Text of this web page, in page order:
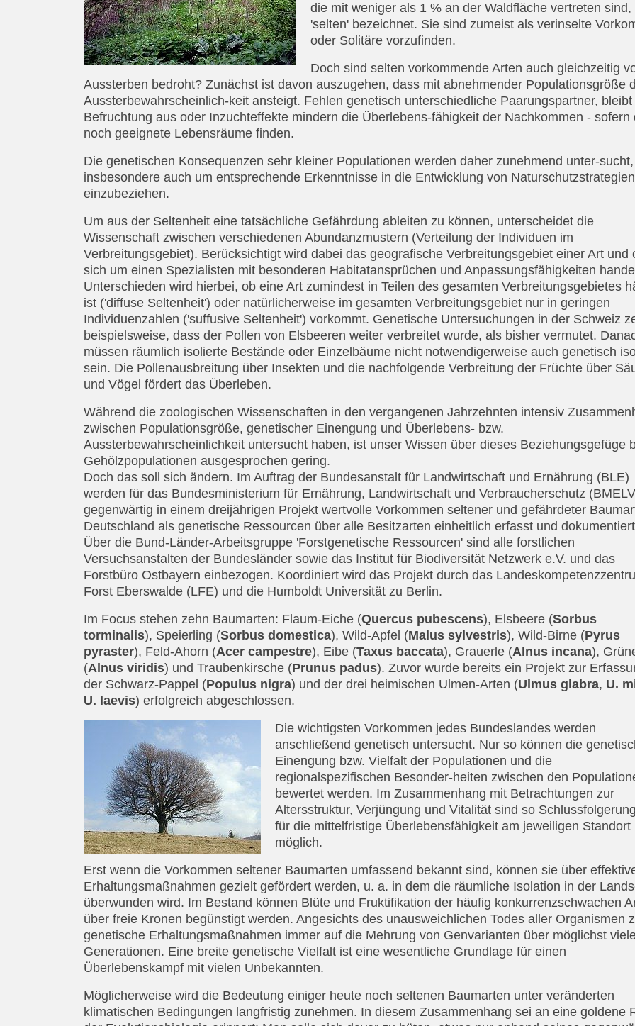
die mit weniger als 1 % an der Waldfläche vertreten sind,
'selten' bezeichnet. Sie sind zumeist als verinselte
oder Solitäre vorzufinden.
Doch sind selten vorkommende Arten auch gleichzeitig
Aussterben bedroht? Zunächst ist davon auszugehen, dass mit abnehmender Populationsgröße
Aussterbewahrscheinlich-keit ansteigt. Fehlen genetisch unterschiedliche Paarungspartner, bleibt
Befruchtung aus oder Inzuchteffekte mindern die Überlebens-fähigkeit der Nachkommen - sofern
noch geeignete Lebensräume finden.
Die genetischen Konsequenzen sehr kleiner Populationen werden daher zunehmend unter-sucht,
insbesondere auch um entsprechende Erkenntnisse in die Entwicklung von Naturschutzstrategien
einzubeziehen.
Um aus der Seltenheit eine tatsächliche Gefährdung ableiten zu können, unterscheidet die
Wissenschaft zwischen verschiedenen Abundanzmustern (Verteilung der Individuen im
Verbreitungsgebiet). Berücksichtigt wird dabei das geografische Verbreitungsgebiet einer Art und
sich um einen Spezialisten mit besonderen Habitatansprüchen und Anpassungsfähigkeiten
Unterschieden wird hierbei, ob eine Art zumindest in Teilen des gesamten Verbreitungsgebietes
ist ('diffuse Seltenheit') oder natürlicherweise im gesamten Verbreitungsgebiet nur in geringen
Individuenzahlen ('suffusive Seltenheit') vorkommt. Genetische Untersuchungen in der Schweiz
beispielsweise, dass der Pollen von Elsbeeren weiter verbreitet wurde, als bisher vermutet.
müssen räumlich isolierte Bestände oder Einzelbäume nicht notwendigerweise auch genetisch
sein. Die Pollenausbreitung über Insekten und die nachfolgende Verbreitung der Früchte über
und Vögel fördert das Überleben.
Während die zoologischen Wissenschaften in den vergangenen Jahrzehnten intensiv
zwischen Populationsgröße, genetischer Einengung und Überlebens- bzw.
Aussterbewahrscheinlichkeit untersucht haben, ist unser Wissen über dieses Beziehungsgefüge
Gehölzpopulationen ausgesprochen gering.
Doch das soll sich ändern. Im Auftrag der Bundesanstalt für Landwirtschaft und Ernährung (BLE)
werden für das Bundesministerium für Ernährung, Landwirtschaft und Verbraucherschutz
gegenwärtig in einem dreijährigen Projekt wertvolle Vorkommen seltener und gefährdeter
Deutschland als genetische Ressourcen über alle Besitzarten einheitlich erfasst und
Über die Bund-Länder-Arbeitsgruppe 'Forstgenetische Ressourcen' sind alle forstlichen
Versuchsanstalten der Bundesländer sowie das Institut für Biodiversität Netzwerk e.V. und das
Forstbüro Ostbayern einbezogen. Koordiniert wird das Projekt durch das
Forst Eberswalde (LFE) und die Humboldt Universität zu Berlin.
Im Focus stehen zehn Baumarten: Flaum-Eiche (Quercus pubescens), Elsbeere (Sorbus
torminalis), Speierling (Sorbus domestica), Wild-Apfel (Malus sylvestris), Wild-Birne (Pyrus
pyraster), Feld-Ahorn (Acer campestre), Eibe (Taxus baccata), Grauerle (Alnus incana),
(Alnus viridis) und Traubenkirsche (Prunus padus). Zuvor wurde bereits ein Projekt zur
der Schwarz-Pappel (Populus nigra) und der drei heimischen Ulmen-Arten (Ulmus glabra, U.
U. laevis) erfolgreich abgeschlossen.
Die wichtigsten Vorkommen jedes Bundeslandes werden
anschließend genetisch untersucht. Nur so können die
Einengung bzw. Vielfalt der Populationen und die
regionalspezifischen Besonder-heiten zwischen den
bewertet werden. Im Zusammenhang mit Betrachtungen zur
Altersstruktur, Verjüngung und Vitalität sind so
für die mittelfristige Überlebensfähigkeit am jeweiligen Standort
möglich.
Erst wenn die Vorkommen seltener Baumarten umfassend bekannt sind, können sie über
Erhaltungsmaßnahmen gezielt gefördert werden, u. a. in dem die räumliche Isolation in der
überwunden wird. Im Bestand können Blüte und Fruktifikation der häufig konkurrenzschwachen
über freie Kronen begünstigt werden. Angesichts des unausweichlichen Todes aller Organismen
genetische Erhaltungsmaßnahmen immer auf die Mehrung von Genvarianten über möglichst
Generationen. Eine breite genetische Vielfalt ist eine wesentliche Grundlage für einen
Überlebenskampf mit vielen Unbekannten.
Möglicherweise wird die Bedeutung einiger heute noch seltenen Baumarten unter veränderten
klimatischen Bedingungen langfristig zunehmen. In diesem Zusammenhang sei an eine goldene